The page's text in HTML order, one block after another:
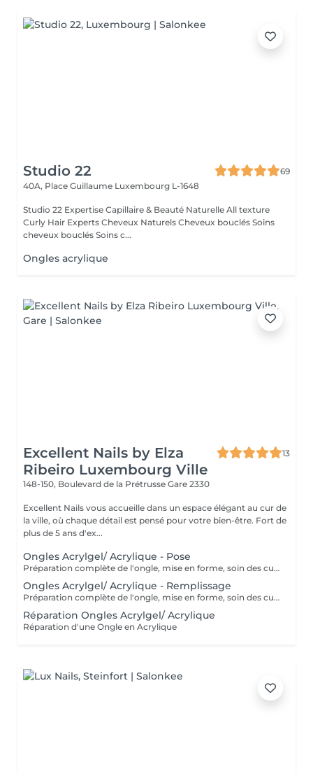
Studio 22
69
40A, Place Guillaume Luxembourg L-1648
Studio 22 Expertise Capillaire & Beauté Naturelle All texture
Curly Hair Experts Cheveux Naturels Cheveux bouclés Soins
cheveux bouclés Soins c...
Ongles acrylique
Excellent Nails by Elza
Ribeiro Luxembourg Ville
13
148-150, Boulevard de la Prétrusse Gare 2330
Excellent Nails vous accueille dans un espace élégant au cur de
la ville, où chaque détail est pensé pour votre bien-être. Fort de
plus de 5 ans d'ex...
Ongles Acrylgel/ Acrylique - Pose
Préparation complète de l'ongle, mise en forme, soin des cuticules et pose acrylique avec la couleur de votre choix.
Ongles Acrylgel/ Acrylique - Remplissage
Préparation complète de l'ongle, mise en forme, soin des cuticules et remplissage acrylique avec la couleur de votre choix.
Réparation Ongles Acrylgel/ Acrylique
Réparation d'une Ongle en Acrylique